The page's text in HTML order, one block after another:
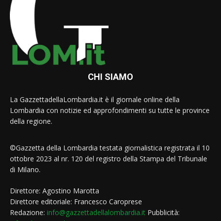
CHI SIAMO
La GazzettadellaLombardia.it è il giornale online della
Lombardia con notizie ed approfondimenti su tutte le province
della regione.
©Gazzetta della Lombardia testata giornalistica registrata il 10
ottobre 2023 al nr. 120 del registro della Stampa del Tribunale
di Milano.
Direttore: Agostino Marotta
Direttore editoriale: Francesco Caroprese
Redazione: info@gazzettadellalombardia.it Pubblicità: